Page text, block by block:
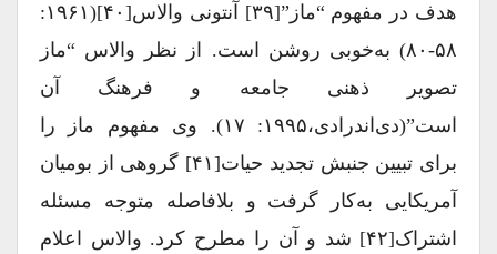
هدف در مفهوم “ماز”[۳۹] آنتونی والاس[۴۰](۱۹۶۱:
۵۸-۸۰) به‌خوبی روشن است. از نظر والاس “ماز
تصویر ذهنی جامعه و فرهنگ آن
است”(دی‌اندرادی،۱۹۹۵: ۱۷). وی مفهوم ماز را
برای تبیین جنبش تجدید حیات[۴۱] گروهی از بومیان
آمریکایی به‌کار گرفت و بلافاصله متوجه مسئله
اشتراک[۴۲] شد و آن را مطرح کرد. والاس اعلام